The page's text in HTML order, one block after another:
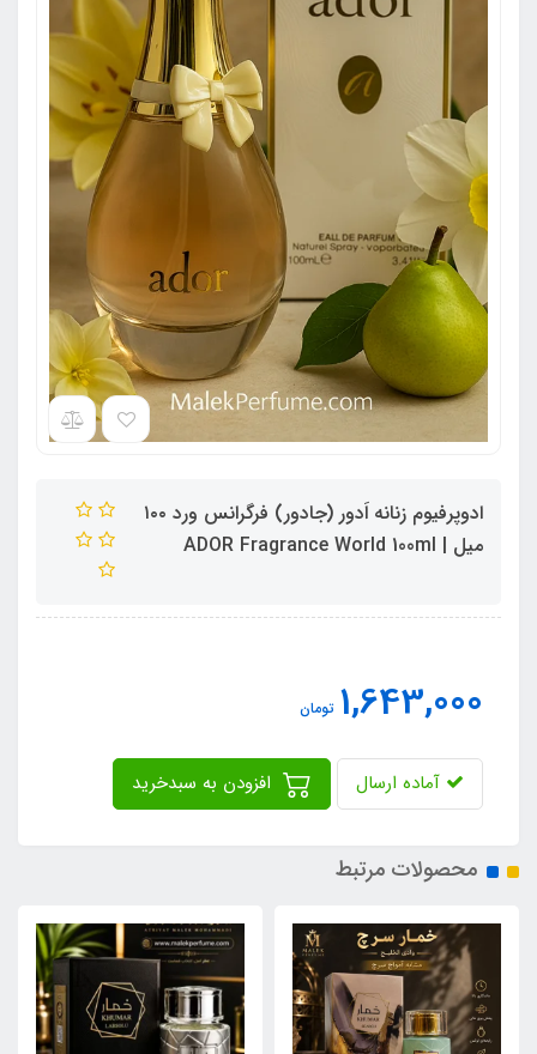
ادوپرفیوم زنانه اَدور (جادور) فرگرانس ورد ۱۰۰
میل | ADOR Fragrance World 100ml
1,643,000 تومان
آماده ارسال
محصولات مرتبط